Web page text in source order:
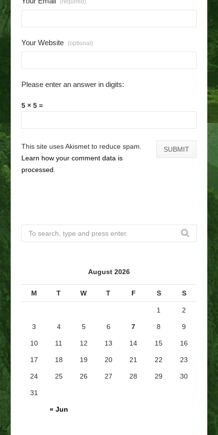
(required)
Your Website (optional)
Please enter an answer in digits:
5 × 5 =
This site uses Akismet to reduce spam.
Learn how your comment data is
processed
e
f
August 2026
M T W T F S S
« Jun
1 2
3 4 5 6 7 8 9
10 11 12 13 14 15 16
17 18 19 20 21 22 23
24 25 26 27 28 29 30
31